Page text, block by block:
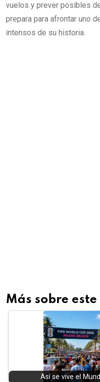
vuelos y prever posibles
prepara para afrontar uno
intensos de su historia.
Más sobre
Así se vive el